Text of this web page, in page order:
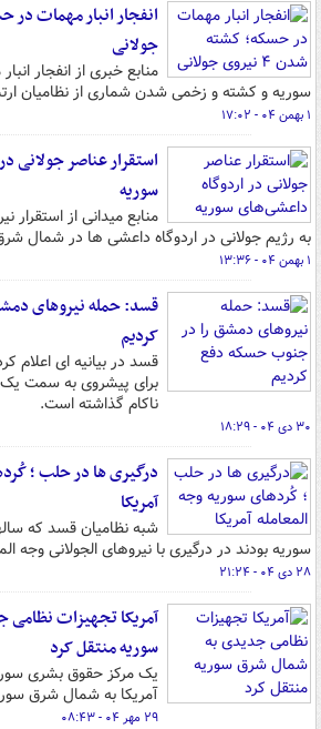
جولانی
منابع خبری از انفجار
سوریه و کشته و زخمی شدن شماری از نظامیان
۱ بهمن ۰۴ - ۱۷:۰۲
استقرار عناصر جولانی
سوریه
منابع میدانی از
به رژیم جولانی در اردوگاه داعشی ها در شمال
۱ بهمن ۰۴ - ۱۳:۳۶
قسد: حمله نیروهای
کردیم
قسد در بیانیه ای اعلام
برای پیشروی به سمت
ناکام گذاشته است.
۳۰ دی ۰۴ - ۱۸:۲۹
درگیری ها در حلب ؛
آمریکا
شبه نظامیان قسد که
سوریه بودند در درگیری با نیروهای الجولانی وجه
۲۸ دی ۰۴ - ۲۱:۲۴
آمریکا تجهیزات
سوریه منتقل کرد
یک مرکز حقوق بشری
آمریکا به شمال شرق
۲۹ مهر ۰۴ - ۰۸:۴۳